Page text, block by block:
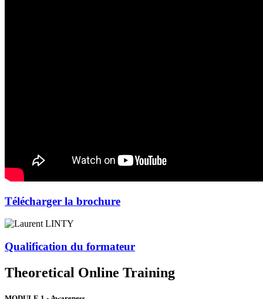
Télécharger la brochure
Qualification du formateur
Theoretical Online Training